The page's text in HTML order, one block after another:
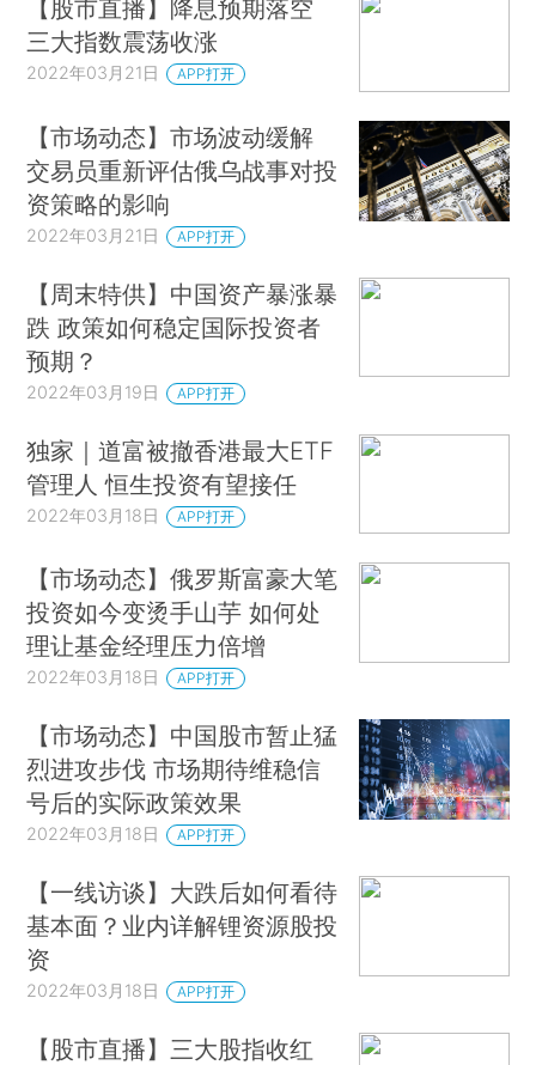
【股市直播】降息预期落空
三大指数震荡收涨
2022年03月21日 APP打开
【市场动态】市场波动缓解
交易员重新评估俄乌战事对投
资策略的影响
2022年03月21日 APP打开
【周末特供】中国资产暴涨暴
跌 政策如何稳定国际投资者
预期？
2022年03月19日 APP打开
独家｜道富被撤香港最大ETF
管理人 恒生投资有望接任
2022年03月18日 APP打开
【市场动态】俄罗斯富豪大笔
投资如今变烫手山芋 如何处
理让基金经理压力倍增
2022年03月18日 APP打开
【市场动态】中国股市暂止猛
烈进攻步伐 市场期待维稳信
号后的实际政策效果
2022年03月18日 APP打开
【一线访谈】大跌后如何看待
基本面？业内详解锂资源股投
资
2022年03月18日 APP打开
【股市直播】三大股指收红